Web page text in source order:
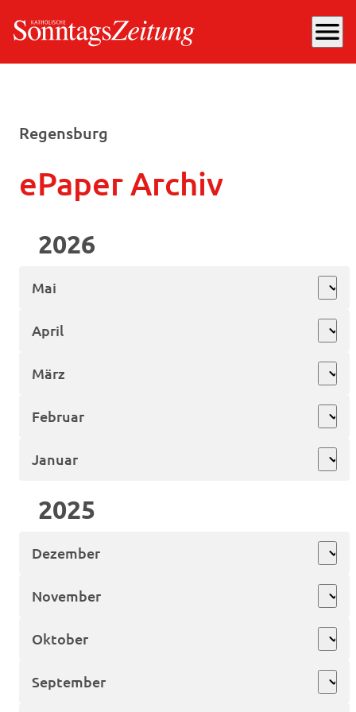
menu
Regensburg
ePaper Archiv
2026
expand_more
Mai
expand_more
April
expand_more
März
expand_more
Februar
expand_more
Januar
2025
expand_more
Dezember
expand_more
November
expand_more
Oktober
expand_more
September